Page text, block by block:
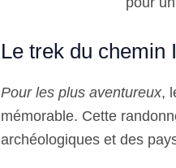
Le trek du chemin
Pour les plus aventureux,
mémorable. Cette
archéologiques et des